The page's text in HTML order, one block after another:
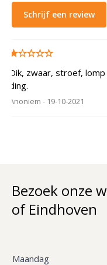
Schrijf een review
Dik, zwaar, stroef,
ding.
Anoniem - 19-10-2021
Bezoek onze
of Eindhoven
Maandag